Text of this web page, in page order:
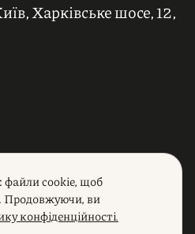
Харківське шосе, 12,
файли cookie, щоб
Продовжуючи, ви
конфіденційності.